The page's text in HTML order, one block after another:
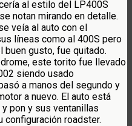
al estilo del LP400S
notan mirando en detalle.
veía al auto con el
líneas como al 400S pero
buen gusto, fue quitado.
este torito fue llevado
siendo usado
a manos del segundo y
a nuevo. El auto está
pon y sus ventanillas
configuración roadster.